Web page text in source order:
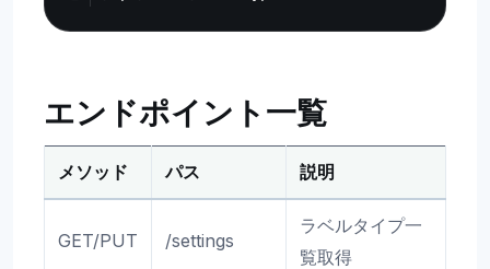
エンドポイント一覧
メソッド パス 説明
GET/PUT /settings
ラベルタイプ一
覧取得